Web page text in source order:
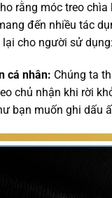
rằng móc treo
đến nhiều tác
cho người sử dụng:
cá nhân: Chúng ta
chủ nhận khi rời
bạn muốn ghi dấu